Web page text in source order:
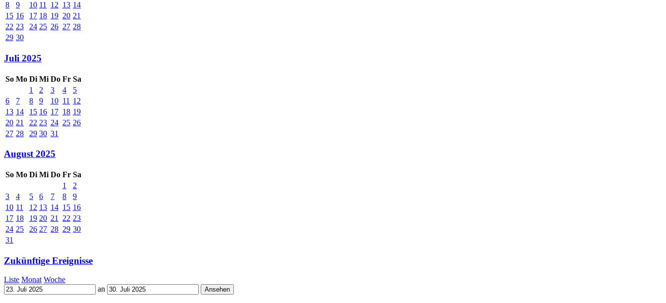
8
9 10 11 12 13 14
15 16 17 18 19 20 21
22 23 24 25 26 27 28
29 30
Juli 2025
So Mo Di Mi Do Fr Sa
1
2 3 4
5
6
7 8 9 10 11 12
13 14 15 16 17 18 19
20 21 22 23 24 25 26
27 28 29 30 31
August 2025
So Mo Di Mi Do Fr Sa
1
2
3
4 5 6 7 8
9
10 11 12 13 14 15 16
17 18 19 20 21 22 23
24 25 26 27 28 29 30
31
Zukünftige Ereignisse
Liste Monat Woche
an